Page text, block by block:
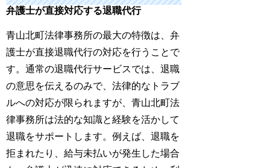
弁護士が直接対応する退職代行
青山北町法律事務所の最大の特徴は、弁
護士が直接退職代行の対応を行うことで
す。通常の退職代行サービスでは、退職
の意思を伝えるのみで、法律的なトラブ
ルへの対応が限られますが、青山北町法
律事務所は法的な知識と経験を活かして
退職をサポートします。例えば、退職を
拒まれたり、給与未払いが発生した場合